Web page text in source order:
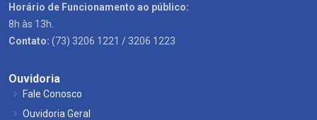
Horário de Funcionamento ao público:
8h às 13h.
Contato: (73) 3206 1221 / 3206 1223
Ouvidoria
Fale Conosco
Ouvidoria Geral